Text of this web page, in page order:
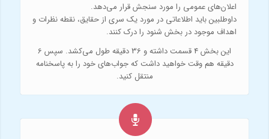
اعلان‌های عمومی را مورد سنجش قرار می‌دهد.
داوطلبین باید اطلاعاتی در مورد یک سری از حقایق، نقطه نظرات و
اهداف موجود در بخش شنود را درک کنند.
این بخش 4 قسمت داشته و 36 دقیقه طول می‌کشد. سپس 6
دقیقه هم وقت خواهید داشت که جواب‌های خود را به پاسخنامه
منتقل کنید.